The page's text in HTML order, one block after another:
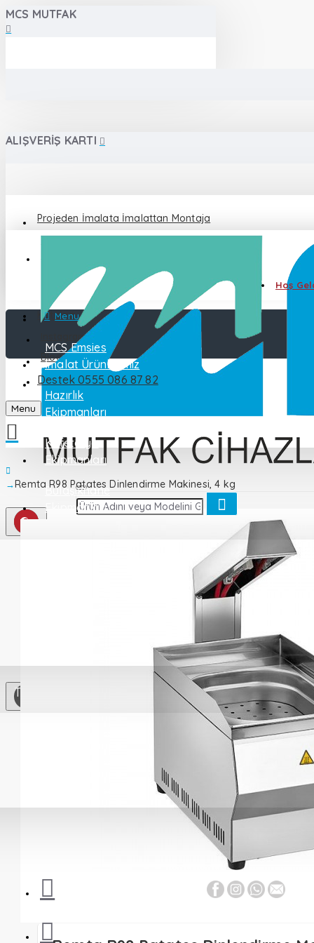
MCS MUTFAK
ALIŞVERIŞ KARTI
Projeden İmalata İmalattan Montaja
Hoş
Katalog
Instagram
Blog
İletişim
TL
Menu
MCS Emsies
İmalat Ürünlerimiz
Hazırlık
Ekipmanları
Kafeterya
Ekipmanları
Bulaşıkhane
Ekipmanları
Destek 0555 086 87 82
Menu
Remta R98 Patates Dinlendirme Makinesi, 4 kg